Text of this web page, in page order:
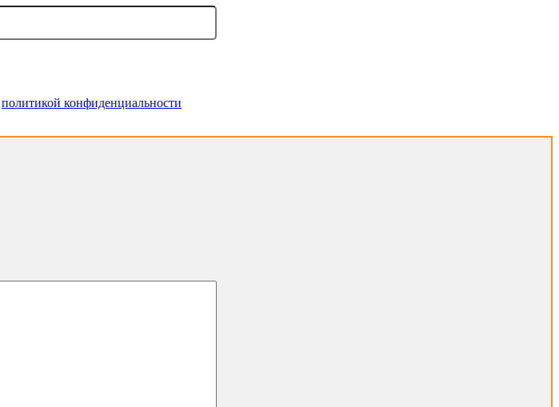
политикой конфиденциальности